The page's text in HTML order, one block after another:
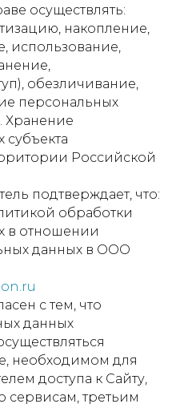
осуществлять:
накопление,
использование,
обезличивание,
персональных
Хранение
Российской
подтверждает, что:
обработки
в отношении
данных в ООО
с тем, что
данных
необходимом для
доступа к Сайту,
сервисам, третьим